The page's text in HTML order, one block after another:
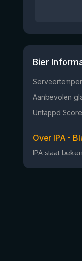
Bier
Aanbevolen
Untappd
Over IPA -
IPA staat